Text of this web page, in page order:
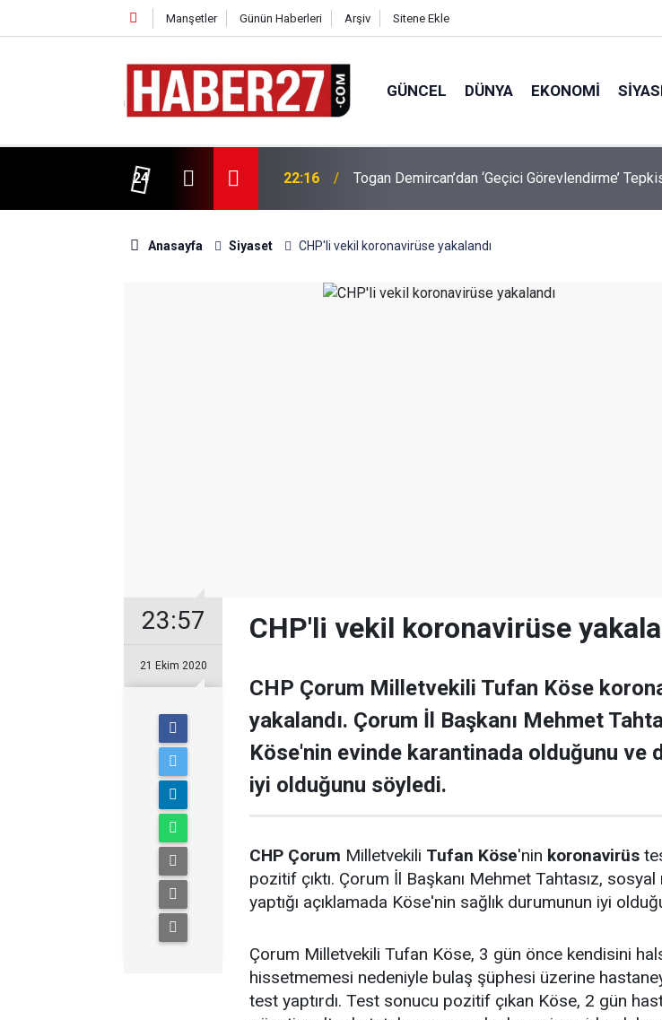
Manşetler Günün Haberleri Arşiv Sitene Ekle
GÜNCEL DÜNYA EKONOMI
24 19:32 Sıcak Havalarda Ödem Şikayetini Hafife Almayın!
Anasayfa Siyaset CHP'li vekil koronavirüse yakalandı
23:57
21 Ekim 2020
CHP'li vekil koronavirüse
CHP Çorum Milletvekili Tufan Köse
yakalandı. Çorum İl Başkanı Mehmet
Köse'nin evinde karantinada olduğunu ve
iyi olduğunu söyledi.
CHP Çorum Milletvekili Tufan Köse'nin koronavirüs
pozitif çıktı. Çorum İl Başkanı Mehmet Tahtasız,
yaptığı açıklamada Köse'nin sağlık durumunun iyi
Çorum Milletvekili Tufan Köse, 3 gün önce kendisini
hissetmemesi nedeniyle bulaş şüphesi üzerine
test yaptırdı. Test sonucu pozitif çıkan Köse, 2 gün